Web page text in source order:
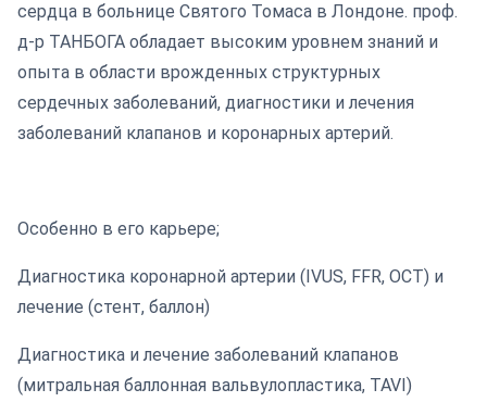
сердца в больнице Святого Томаса в Лондоне. проф.
д-р ТАНБОГА обладает высоким уровнем знаний и
опыта в области врожденных структурных
сердечных заболеваний, диагностики и лечения
заболеваний клапанов и коронарных артерий.
Особенно в его карьере;
Диагностика коронарной артерии (IVUS, FFR, OCT) и
лечение (стент, баллон)
Диагностика и лечение заболеваний клапанов
(митральная баллонная вальвулопластика, TAVI)